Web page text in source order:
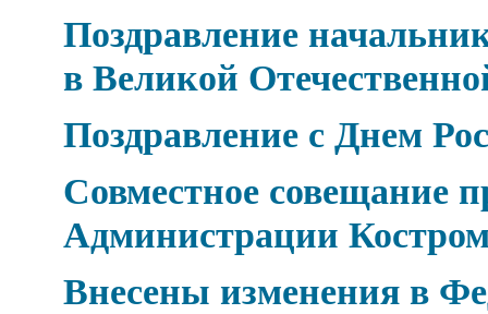
Поздравление
в Великой
Поздравление с Днем
Совместное совещание
Администрации
Внесены изменения в